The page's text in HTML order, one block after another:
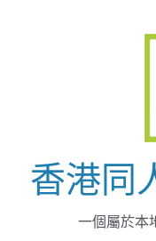
香港同
一個屬於本